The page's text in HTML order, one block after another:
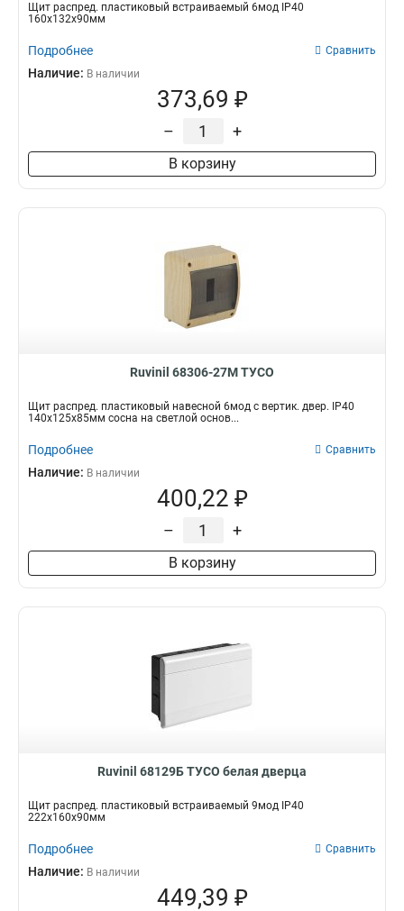
Щит распред. пластиковый встраиваемый 6мод IP40
160х132х90мм
Подробнее Сравнить
Наличие: В наличии
373,69 ₽
– +
В корзину
Ruvinil 68306-27М ТУСО
Щит распред. пластиковый навесной 6мод с вертик. двер. IP40
140х125х85мм сосна на светлой основ...
Подробнее Сравнить
Наличие: В наличии
400,22 ₽
– +
В корзину
Ruvinil 68129Б ТУСО белая дверца
Щит распред. пластиковый встраиваемый 9мод IP40
222х160х90мм
Подробнее Сравнить
Наличие: В наличии
449,39 ₽